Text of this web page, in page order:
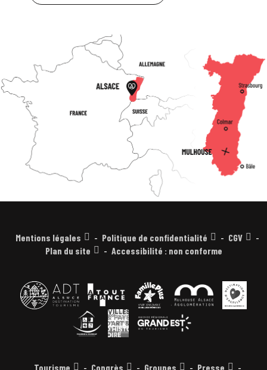
Mentions légales Politique de confidentialité
CGV
Plan du site
Accessibilité : non conforme
Tourisme Congrès Groupes Presse